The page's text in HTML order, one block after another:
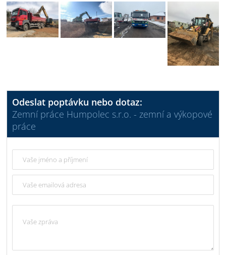
Odeslat poptávku nebo dotaz:
Zemní práce Humpolec s.r.o. - zemní a výkopové
práce